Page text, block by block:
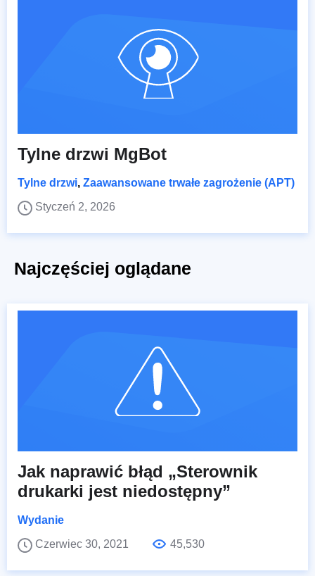
Tylne drzwi MgBot
Tylne drzwi, Zaawansowane trwałe zagrożenie (APT)
Styczeń 2, 2026
Najczęściej oglądane
Jak naprawić błąd „Sterownik
drukarki jest niedostępny”
Wydanie
Czerwiec 30, 2021
45,530